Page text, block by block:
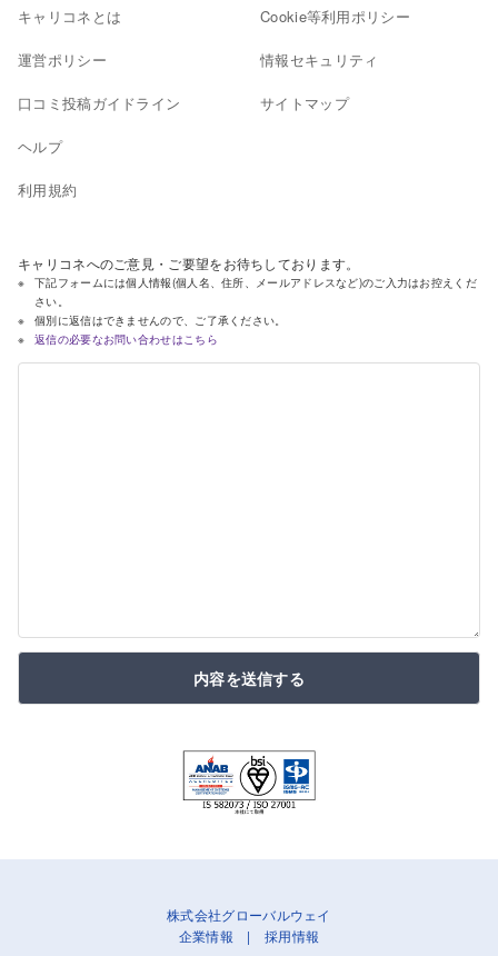
キャリコネとは
運営ポリシー
口コミ投稿ガイドライン
ヘルプ
利用規約
Cookie等利用ポリシー
情報セキュリティ
サイトマップ
キャリコネへのご意見・ご要望をお待ちしております。
下記フォームには個人情報(個人名、住所、メールアドレスなど)のご入力はお控えくだ
さい。
個別に返信はできませんので、ご了承ください。
返信の必要なお問い合わせはこちら
内容を送信する
株式会社グローバルウェイ
企業情報 | 採用情報